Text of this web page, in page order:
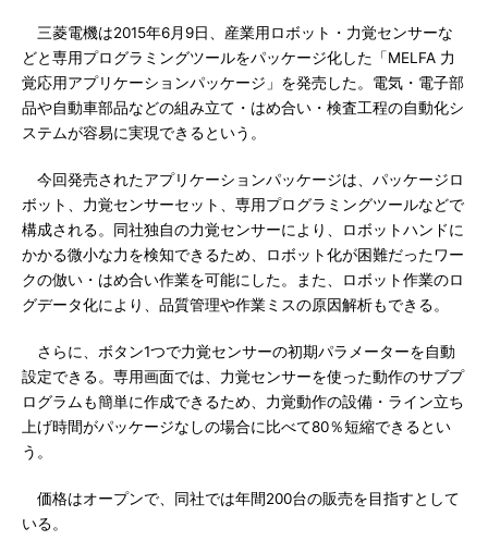
三菱電機は2015年6月9日、産業用ロボット・力覚センサーな
どと専用プログラミングツールをパッケージ化した「MELFA 力
覚応用アプリケーションパッケージ」を発売した。電気・電子部
品や自動車部品などの組み立て・はめ合い・検査工程の自動化シ
ステムが容易に実現できるという。
今回発売されたアプリケーションパッケージは、パッケージロ
ボット、力覚センサーセット、専用プログラミングツールなどで
構成される。同社独自の力覚センサーにより、ロボットハンドに
かかる微小な力を検知できるため、ロボット化が困難だったワー
クの倣い・はめ合い作業を可能にした。また、ロボット作業のロ
グデータ化により、品質管理や作業ミスの原因解析もできる。
さらに、ボタン1つで力覚センサーの初期パラメーターを自動
設定できる。専用画面では、力覚センサーを使った動作のサブプ
ログラムも簡単に作成できるため、力覚動作の設備・ライン立ち
上げ時間がパッケージなしの場合に比べて80％短縮できるとい
う。
価格はオープンで、同社では年間200台の販売を目指すとして
いる。